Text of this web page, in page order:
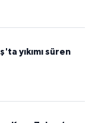
yıkımı süren